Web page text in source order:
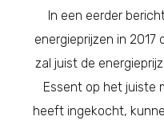
In een eerder
energieprijzen in 2017
zal juist de
Essent op het juiste
heeft ingekocht,